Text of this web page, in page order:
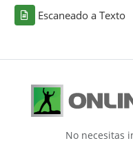
Escaneado a Texto
No necesitas